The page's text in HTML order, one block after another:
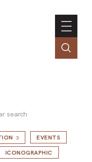
search
3
EVENTS
ICONOGRAPHIC